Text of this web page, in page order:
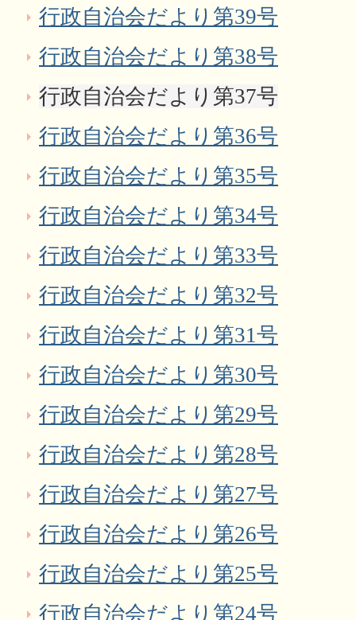
行政自治会だより第39号
行政自治会だより第38号
行政自治会だより第37号
行政自治会だより第36号
行政自治会だより第35号
行政自治会だより第34号
行政自治会だより第33号
行政自治会だより第32号
行政自治会だより第31号
行政自治会だより第30号
行政自治会だより第29号
行政自治会だより第28号
行政自治会だより第27号
行政自治会だより第26号
行政自治会だより第25号
行政自治会だより第24号